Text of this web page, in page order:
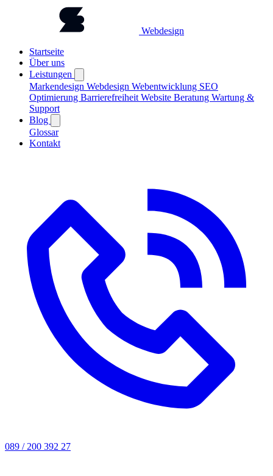
Webdesign
Startseite
Über uns
Leistungen
Markendesign Webdesign Webentwicklung SEO
Optimierung Barrierefreiheit Website Beratung Wartung &
Support
Blog
Glossar
Kontakt
089 / 200 392 27